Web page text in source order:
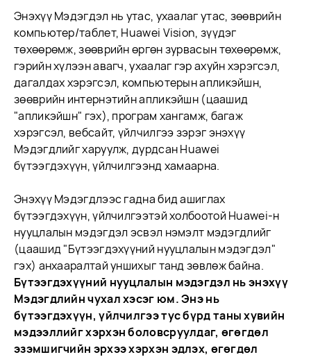
Энэхүү Мэдэгдэл нь утас, ухаалаг утас, зөөврийн
компьютер/таблет, Huawei Vision, зүүдэг
төхөөрөмж, зөөврийн өргөн зурвасын төхөөрөмж,
гэрийн хүлээн авагч, ухаалаг гэр ахуйн хэрэгсэл,
дагалдах хэрэгсэл, компьютерын апликэйшн,
зөөврийн интернэтийн апликэйшн (цаашид
"апликэйшн" гэх), програм хангамж, багаж
хэрэгсэл, вебсайт, үйлчилгээ зэрэг энэхүү
Мэдэгдлийг харуулж, дурдсан Huawei
бүтээгдэхүүн, үйлчилгээнд хамаарна.
Энэхүү Мэдэгдлээс гадна бид ашиглах
бүтээгдэхүүн, үйлчилгээтэй холбоотой Huawei-н
нууцлалын мэдэгдэл эсвэл нэмэлт мэдэгдлийг
(цаашид "Бүтээгдэхүүний нууцлалын мэдэгдэл"
гэх) анхааралтай уншихыг танд зөвлөж байна.
Бүтээгдэхүүний нууцлалын мэдэгдэл нь энэхүү
Мэдэгдлийн чухал хэсэг юм. Энэ нь
бүтээгдэхүүн, үйлчилгээ тус бүрд таны хувийн
мэдээллийг хэрхэн боловсруулдаг, өгөгдөл
эзэмшигчийн эрхээ хэрхэн эдлэх, өгөгдөл